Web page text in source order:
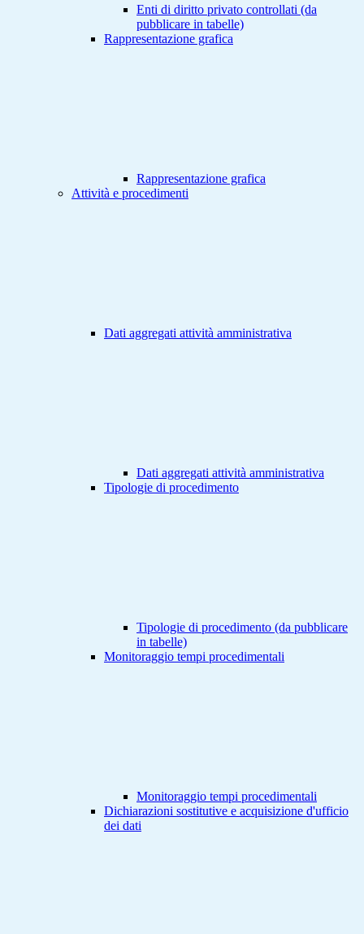
Enti di diritto privato controllati (da
pubblicare in tabelle)
Rappresentazione grafica
Rappresentazione grafica
Attività e procedimenti
Dati aggregati attività amministrativa
Dati aggregati attività amministrativa
Tipologie di procedimento
Tipologie di procedimento (da pubblicare
in tabelle)
Monitoraggio tempi procedimentali
Monitoraggio tempi procedimentali
Dichiarazioni sostitutive e acquisizione d'ufficio
dei dati